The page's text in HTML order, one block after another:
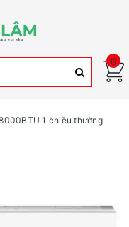
0
1 chiều thường